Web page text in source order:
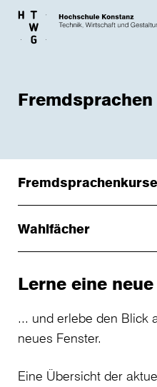
Skip to main content
Fremdsprachen
Fremdsprachenkurse
Wahlfächer
Lerne eine
... und erlebe den Blick
neues Fenster.
Eine Übersicht der